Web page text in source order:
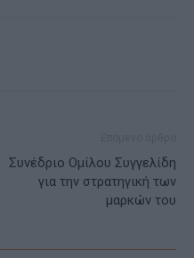
Συνέδριο Ομίλου Συγγελίδη
για την στρατηγική των
μαρκών του